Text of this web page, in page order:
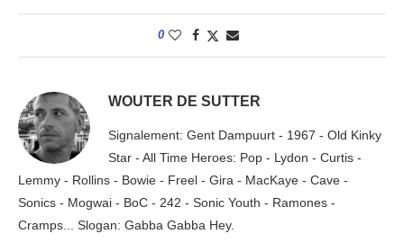
0
WOUTER DE SUTTER
Signalement: Gent Dampuurt - 1967 - Old Kinky
Star - All Time Heroes: Pop - Lydon - Curtis -
Lemmy - Rollins - Bowie - Freel - Gira - MacKaye - Cave -
Sonics - Mogwai - BoC - 242 - Sonic Youth - Ramones -
Cramps... Slogan: Gabba Gabba Hey.